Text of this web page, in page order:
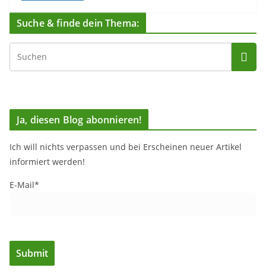
Suche & finde dein Thema:
Ja, diesen Blog abonnieren!
Ich will nichts verpassen und bei Erscheinen neuer Artikel
informiert werden!
E-Mail*